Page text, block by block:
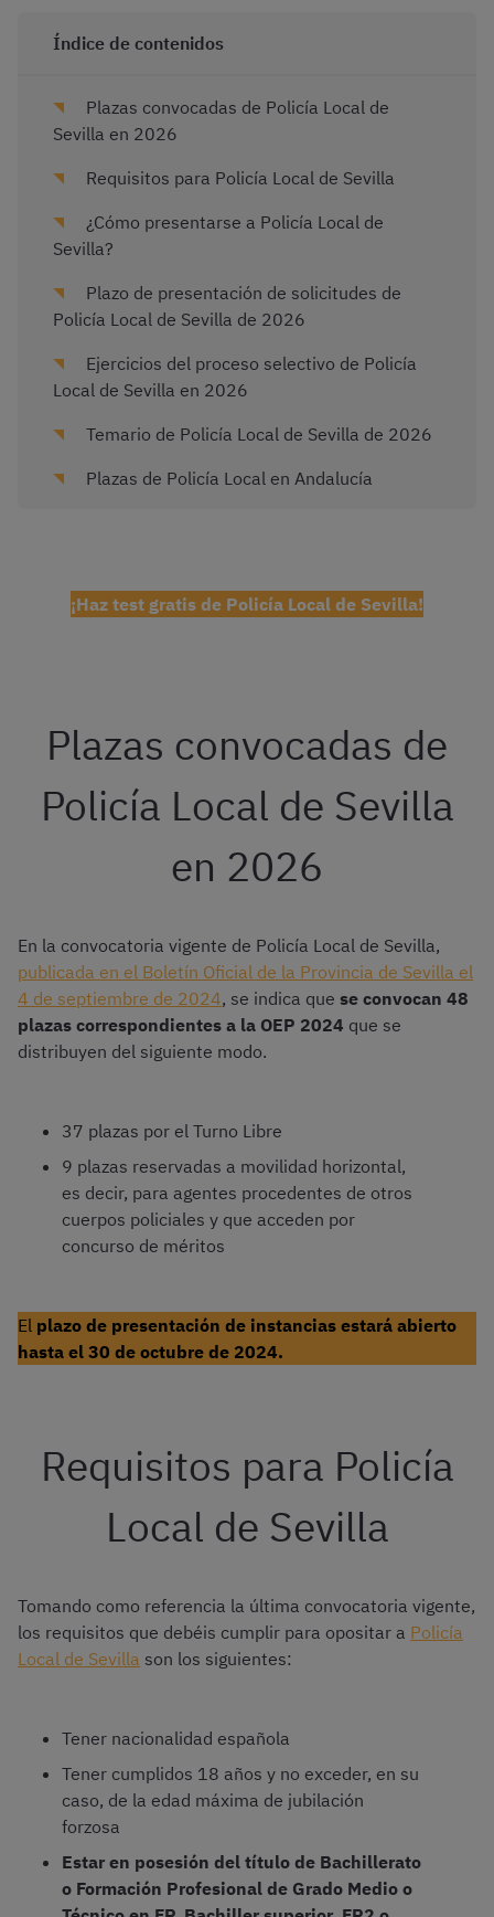
Índice de contenidos
Plazas convocadas de Policía Local de
Sevilla en 2026
Requisitos para Policía Local de Sevilla
¿Cómo presentarse a Policía Local de
Sevilla?
Plazo de presentación de solicitudes de
Policía Local de Sevilla de 2026
Ejercicios del proceso selectivo de Policía
Local de Sevilla en 2026
Temario de Policía Local de Sevilla de 2026
Plazas de Policía Local en Andalucía
¡Haz test gratis de Policía Local de Sevilla!
Plazas convocadas de
Policía Local de Sevilla
en 2026
En la convocatoria vigente de Policía Local de Sevilla,
publicada en el Boletín Oficial de la Provincia de Sevilla el
4 de septiembre de 2024, se indica que se convocan 48
plazas correspondientes a la OEP 2024 que se
distribuyen del siguiente modo.
37 plazas por el Turno Libre
9 plazas reservadas a movilidad horizontal,
es decir, para agentes procedentes de otros
cuerpos policiales y que acceden por
concurso de méritos
El plazo de presentación de instancias estará abierto
hasta el 30 de octubre de 2024.
Requisitos para Policía
Local de Sevilla
Tomando como referencia la última convocatoria vigente,
los requisitos que debéis cumplir para opositar a Policía
Local de Sevilla son los siguientes:
Tener nacionalidad española
Tener cumplidos 18 años y no exceder, en su
caso, de la edad máxima de jubilación
forzosa
Estar en posesión del título de Bachillerato
o Formación Profesional de Grado Medio o